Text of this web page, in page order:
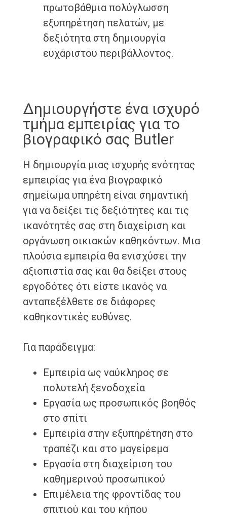
πρωτοβάθμια πολύγλωσση
εξυπηρέτηση πελατών, με
δεξιότητα στη δημιουργία
ευχάριστου περιβάλλοντος.
Δημιουργήστε ένα ισχυρό
τμήμα εμπειρίας για το
βιογραφικό σας Butler
Η δημιουργία μιας ισχυρής ενότητας
εμπειρίας για ένα βιογραφικό
σημείωμα υπηρέτη είναι σημαντική
για να δείξει τις δεξιότητες και τις
ικανότητές σας στη διαχείριση και
οργάνωση οικιακών καθηκόντων. Μια
πλούσια εμπειρία θα ενισχύσει την
αξιοπιστία σας και θα δείξει στους
εργοδότες ότι είστε ικανός να
ανταπεξέλθετε σε διάφορες
καθηκοντικές ευθύνες.
Για παράδειγμα:
Εμπειρία ως ναύκληρος σε
πολυτελή ξενοδοχεία
Εργασία ως προσωπικός βοηθός
στο σπίτι
Εμπειρία στην εξυπηρέτηση στο
τραπέζι και στο μαγείρεμα
Εργασία στη διαχείριση του
καθημερινού προσωπικού
Επιμέλεια της φροντίδας του
σπιτιού και του κήπου